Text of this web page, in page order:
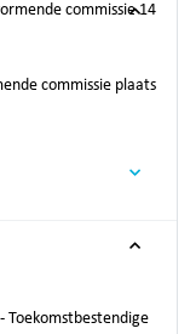
commissie 14
commissie plaats
Toekomstbestendige